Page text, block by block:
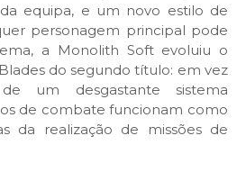
equipa, e um novo estilo de
personagem principal pode
a Monolith Soft evoluiu o
do segundo título: em vez
um desgastante sistema
de combate funcionam como
da realização de missões de